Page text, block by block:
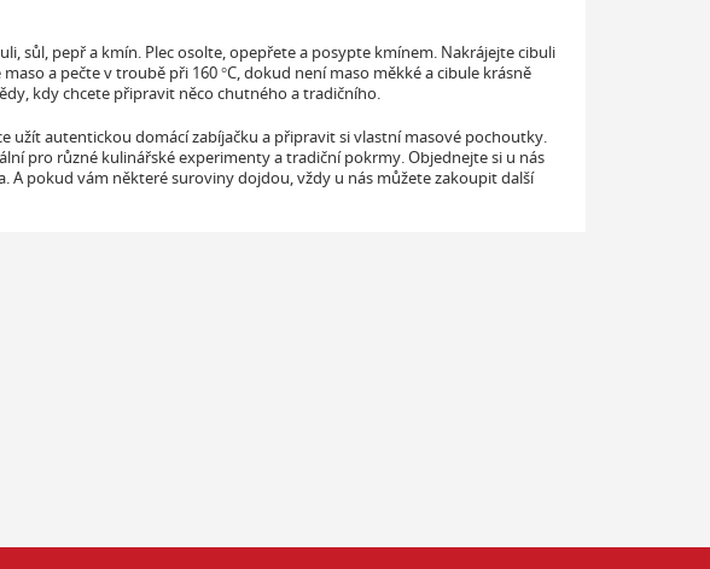
sůl, pepř a kmín. Plec osolte, opepřete a posypte kmínem. Nakrájejte cibuli
a pečte v troubě při 160 °C, dokud není maso měkké a cibule krásně
kdy chcete připravit něco chutného a tradičního.
užít autentickou domácí zabíjačku a připravit si vlastní masové pochoutky.
pro různé kulinářské experimenty a tradiční pokrmy. Objednejte si u nás
A pokud vám některé suroviny dojdou, vždy u nás můžete zakoupit další